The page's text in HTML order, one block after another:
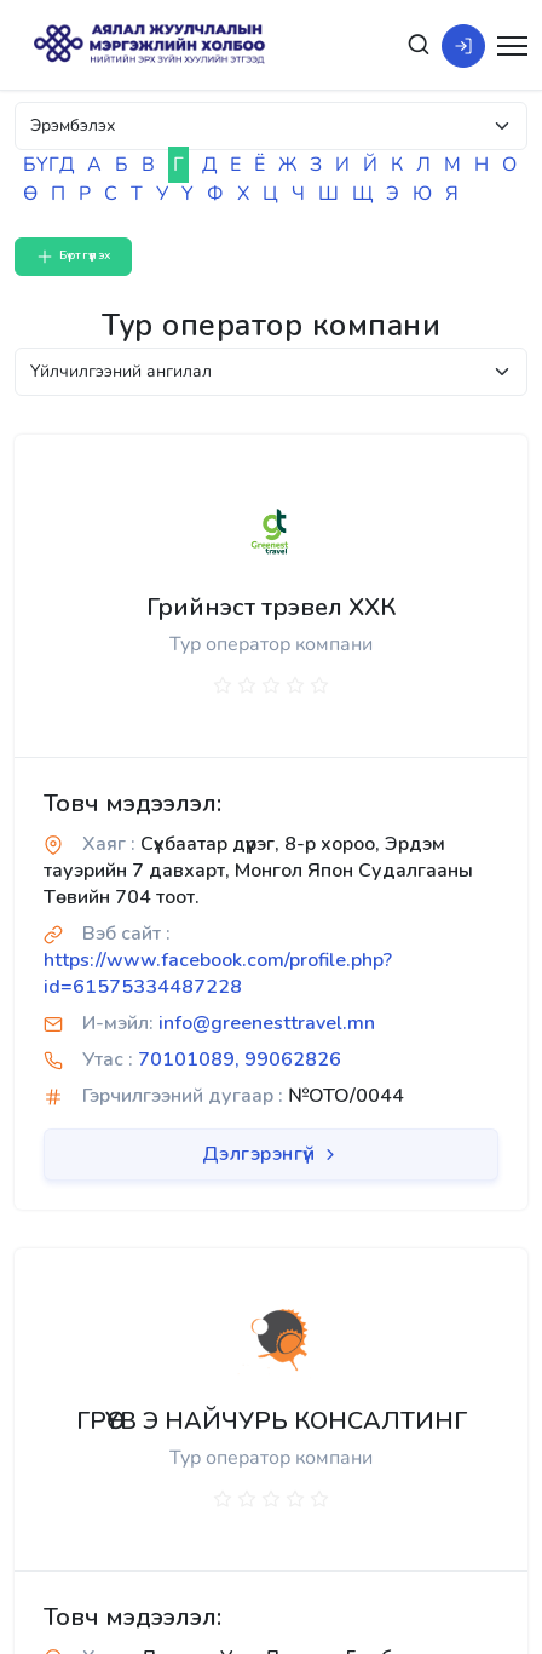
БҮГД А Б В Г Д Е Ё Ж З И Й К Л М Н О
Ө П Р С Т У Ү Ф Х Ц Ч Ш Щ Э Ю Я
Бүртгүүлэх
Тур оператор компани
Грийнэст трэвел ХХК
Тур оператор компани
Товч мэдээлэл:
Хаяг : Сүхбаатар дүүрэг, 8-р хороо, Эрдэм
тауэрийн 7 давхарт, Монгол Япон Судалгааны
Төвийн 704 тоот.
Вэб сайт :
https://www.facebook.com/profile.php?
id=61575334487228
И-мэйл: info@greenesttravel.mn
Утас : 70101089, 99062826
Гэрчилгээний дугаар : №OTO/0044
Дэлгэрэнгүй
ГРӨҮВ Э НАЙЧУРЬ КОНСАЛТИНГ
Тур оператор компани
Товч мэдээлэл: